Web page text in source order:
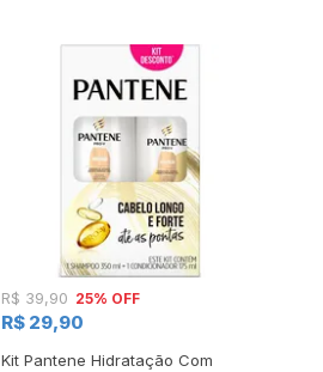
R$ 39,90 25% OFF
R$ 29,90
Kit Pantene Hidratação Com